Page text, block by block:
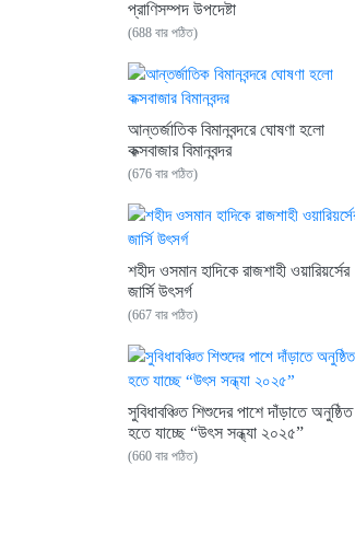
প্রাণিসম্পদ উপদেষ্টা
(688 বার পঠিত)
আন্তর্জাতিক বিমানবন্দরে ঘোষণা হলো
কক্সবাজার বিমানবন্দর
(676 বার পঠিত)
শহীদ ওসমান হাদিকে রাজশাহী ওয়ারিয়র্সের
জার্সি উৎসর্গ
(667 বার পঠিত)
সুবিধাবঞ্চিত শিশুদের পাশে দাঁড়াতে অনুষ্ঠিত
হতে যাচ্ছে “উৎস সন্ধ্যা ২০২৫”
(660 বার পঠিত)